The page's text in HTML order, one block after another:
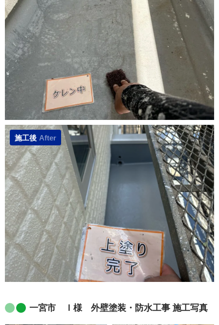
施工後 After
一宮市 Ｉ様 外壁塗装・防水工事 施工写真